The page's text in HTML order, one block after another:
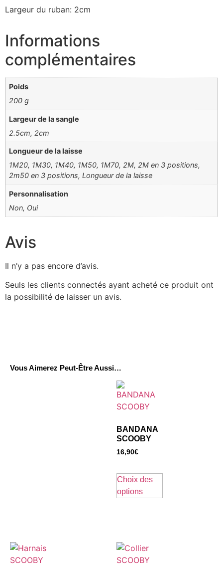
Largeur du ruban: 2cm
Informations
complémentaires
Poids
200 g
Largeur de la sangle
2.5cm, 2cm
Longueur de la laisse
1M20, 1M30, 1M40, 1M50, 1M70, 2M, 2M en 3 positions,
2m50 en 3 positions, Longueur de la laisse
Personnalisation
Non, Oui
Avis
Il n’y a pas encore d’avis.
Seuls les clients connectés ayant acheté ce produit ont
la possibilité de laisser un avis.
Vous Aimerez Peut-Être Aussi…
BANDANA
SCOOBY
16,90€
Choix des
options